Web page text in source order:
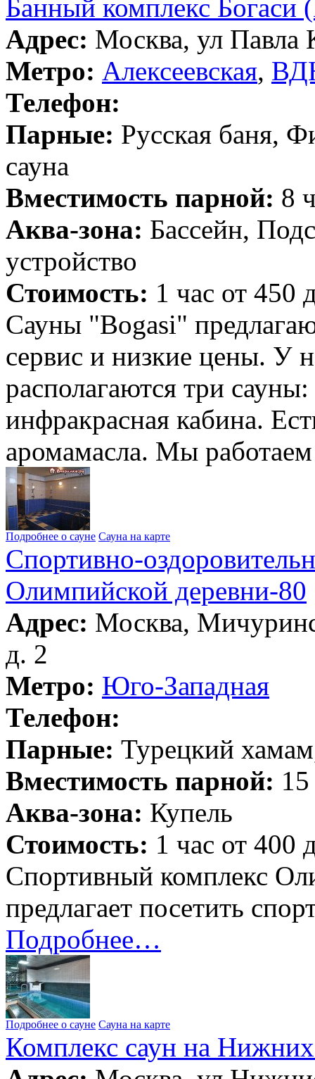
Банный комплекс Богаси
Адрес: Москва, ул Павла
Метро: Алексеевская,
Телефон:
Парные: Русская баня,
сауна
Вместимость парной: 8
Аква-зона: Бассейн,
устройство
Стоимость: 1 час от 450
Сауны "Bogasi"
сервис и низкие цены. У
располагаются три
инфракрасная кабина.
аромамасла. Мы
Подробнее о сауне Сауна на карте
Спортивно-
Олимпийской деревни-80
Адрес: Москва,
д. 2
Метро: Юго-Западная
Телефон:
Парные: Турецкий
Вместимость парной:
Аква-зона: Купель
Стоимость: 1 час от 400
Спортивный комплекс
предлагает посетить
Подробнее…
Подробнее о сауне Сауна на карте
Комплекс саун на